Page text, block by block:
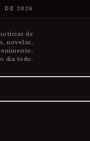
DE 2026
de
novelas,
dia todo.